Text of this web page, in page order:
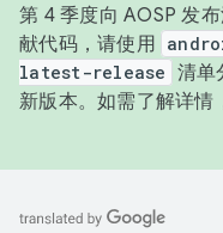
第 4 季度向 AOSP 发
献代码，请使用
latest-release 清单
新版本。如需了解详情